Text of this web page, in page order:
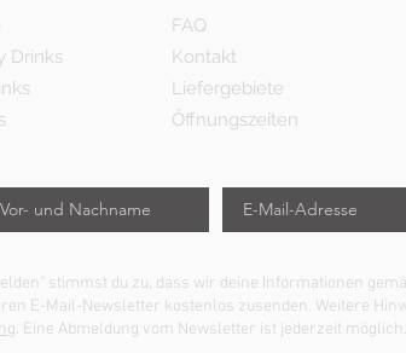
Drinks
FAQ
Kontakt
Liefergebiete
Öffnungszeiten
stimmst du zu, dass wir deine Informationen
E-Mail-Newsletter kostenlos zusenden. Weitere
. Eine Abmeldung vom Newsletter ist jederzeit möglich.